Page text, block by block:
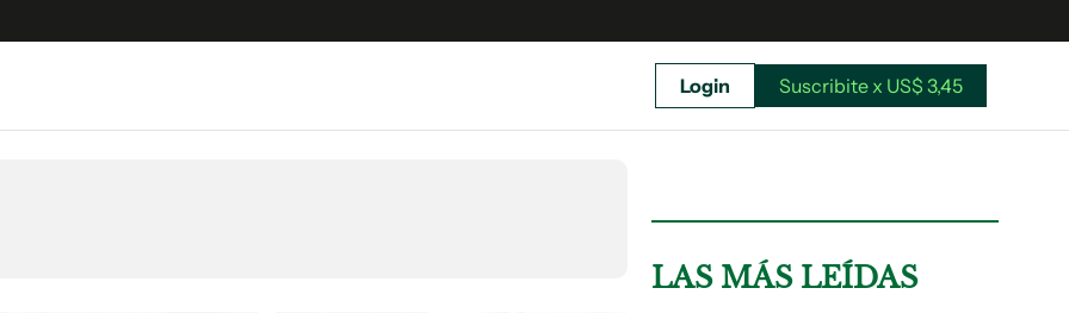
Login Suscribite x US$ 3,45
LAS MÁS LEÍDAS